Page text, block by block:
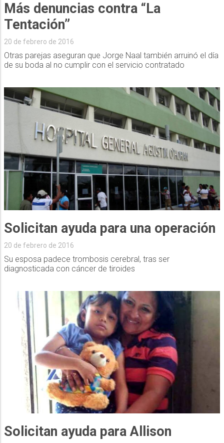
Más denuncias contra “La
Tentación”
20 de febrero de 2016
Otras parejas aseguran que Jorge Naal también arruinó el día
de su boda al no cumplir con el servicio contratado
Solicitan ayuda para una operación
20 de febrero de 2016
Su esposa padece trombosis cerebral, tras ser
diagnosticada con cáncer de tiroides
Solicitan ayuda para Allison